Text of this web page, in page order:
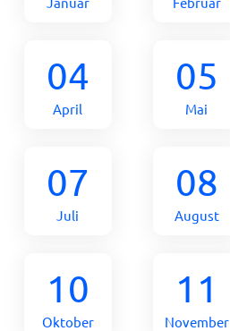
04
April
05
Mai
07
Juli
08
August
10
Oktober
11
November